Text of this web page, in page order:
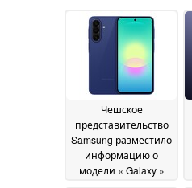
Чешское
представительство
Samsung разместило
информацию о
модели « Galaxy »